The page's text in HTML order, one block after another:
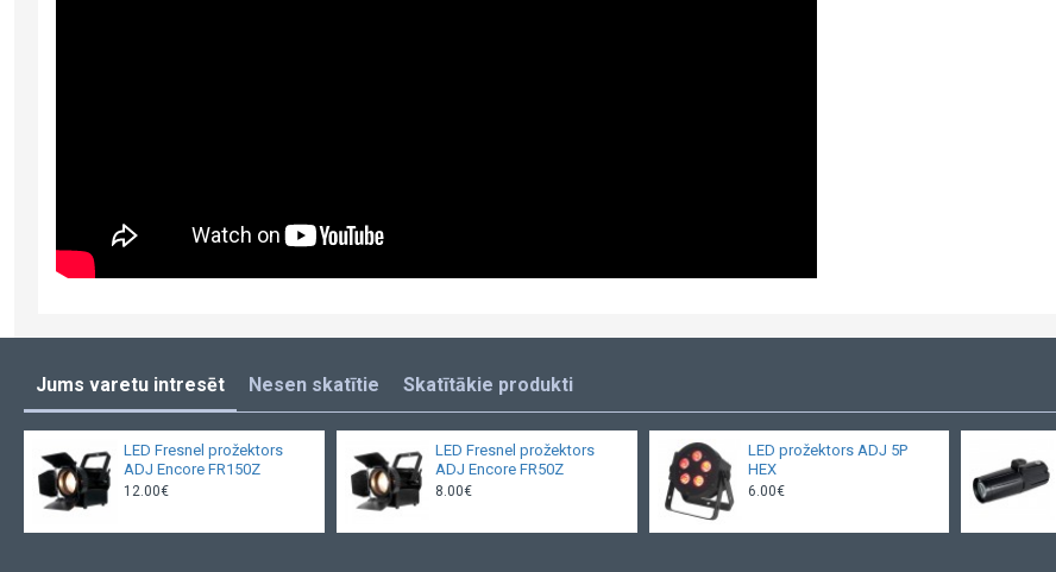
Jums varetu intresēt Nesen skatītie Skatītākie produkti
LED Fresnel prožektors
ADJ Encore FR150Z
12.00€
LED Fresnel prožektors
ADJ Encore FR50Z
8.00€
LED prožektors ADJ 5P
HEX
6.00€